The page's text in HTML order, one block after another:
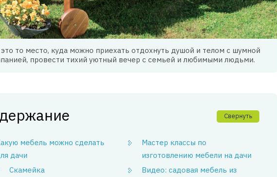
то место, куда можно приехать отдохнуть душой и телом с шумной
провести тихий уютный вечер с семьей и любимыми людьми.
Свернуть
мебель можно сделать
дачи
Скамейка
Мастер классы по
изготовлению мебели на дачи
Видео: садовая мебель из